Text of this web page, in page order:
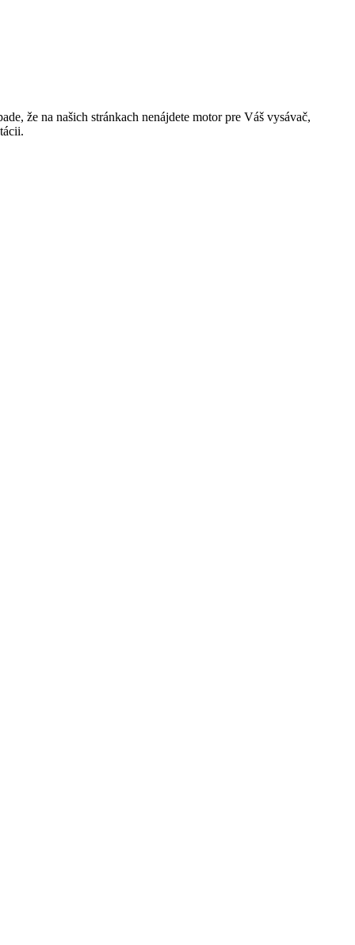
že na našich stránkach nenájdete motor pre Váš vysávač,